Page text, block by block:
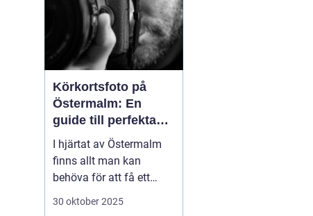
Körkortsfoto på
Östermalm: En
guide till perfekta
ID-bilder
I hjärtat av Östermalm
finns allt man kan
behöva för att få ett
perfekt körkorts- eller ID-
30 oktober 2025